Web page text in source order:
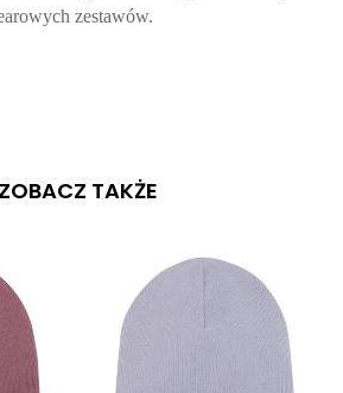
zestawów.
ZOBACZ TAKŻE